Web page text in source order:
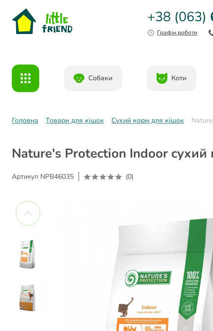
+38 (063)
Графік роботи
Собаки Коти
Головна Товари для кішок Сухий корм для кішок
Nature's Protection Indoor
Артикул NPB46035 (0)